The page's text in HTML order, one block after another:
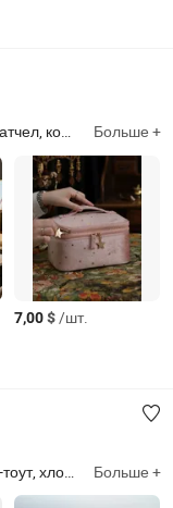
Модная сумка, женская сумка, хобо, тоут, сатчел, кошелек, рюкзак, сумка через плечо, холщовая сумка, нейлоновая сумка Больше +
7,00$/шт.
сумка-холодильник, косметичка, бутылка-шейкер, фетровая сумка, вельветовая сумка Больше +